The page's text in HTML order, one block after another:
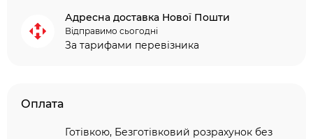
Адресна доставка Нової Пошти
Відправимо сьогодні
За тарифами перевізника
Оплата
Готівкою, Безготівковий розрахунок без